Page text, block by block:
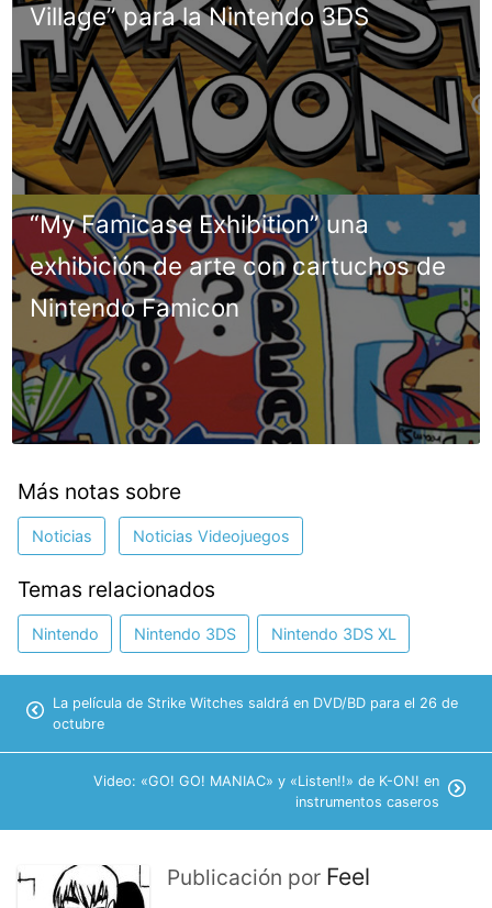
Village” para la Nintendo 3DS
“My Famicase Exhibition” una
exhibición de arte con cartuchos de
Nintendo Famicon
Más notas sobre
Noticias Noticias Videojuegos
Temas relacionados
Nintendo Nintendo 3DS Nintendo 3DS XL
La película de Strike Witches saldrá en DVD/BD para el 26 de
octubre
Video: «GO! GO! MANIAC» y «Listen!!» de K-ON! en
instrumentos caseros
Publicación por Feel